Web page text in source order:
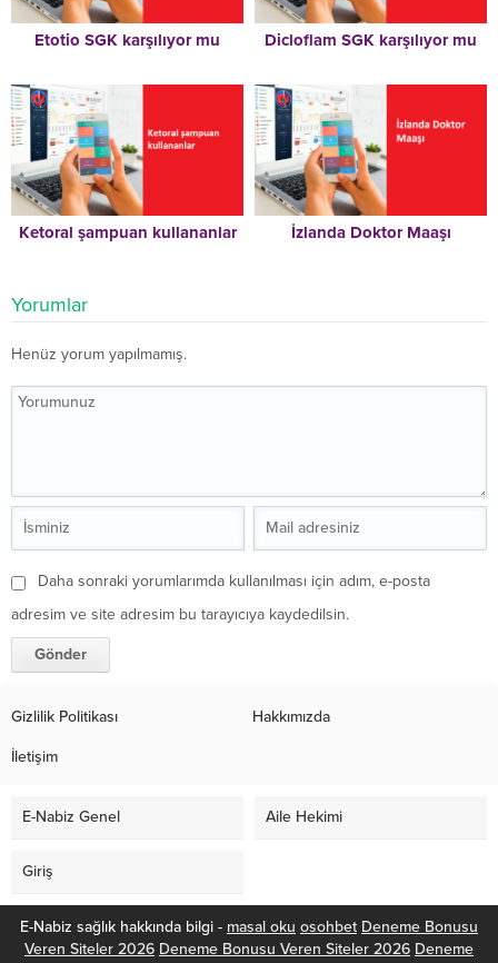
Etotio SGK karşılıyor mu Dicloflam SGK karşılıyor mu
Ketoral şampuan kullananlar İzlanda Doktor Maaşı
Yorumlar
Henüz yorum yapılmamış.
Daha sonraki yorumlarımda kullanılması için adım, e-posta
adresim ve site adresim bu tarayıcıya kaydedilsin.
Gizlilik Politikası Hakkımızda
İletişim
E-Nabiz Genel Aile Hekimi
Giriş
E-Nabiz sağlık hakkında bilgi - masal oku osohbet Deneme Bonusu
Veren Siteler 2026 Deneme Bonusu Veren Siteler 2026 Deneme